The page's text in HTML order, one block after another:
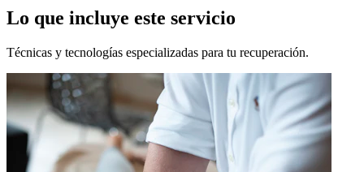
Lo que incluye este servicio
Técnicas y tecnologías especializadas para tu recuperación.